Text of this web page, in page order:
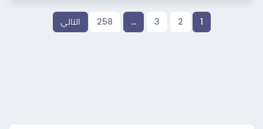
1
2
3
…
258 التالي